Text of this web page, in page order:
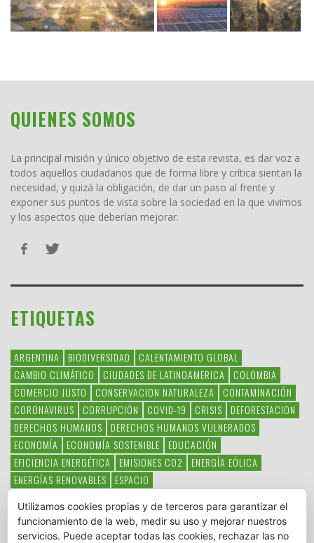
QUIENES SOMOS
La principal misión y único objetivo de esta revista, es dar voz a
todos aquellos ciudadanos que de forma libre y crítica sientan la
necesidad, y quizá la obligación, de dar un paso al frente y
exponer sus puntos de vista sobre la sociedad en la que vivimos
y los aspectos que deberían mejorar.
ETIQUETAS
ARGENTINA BIODIVERSIDAD
CALENTAMIENTO GLOBAL
CAMBIO CLIMÁTICO
CIUDADES DE LATINOAMERICA
COLOMBIA
COMERCIO JUSTO
CONSERVACION NATURALEZA
CONTAMINACIÓN
CORONAVIRUS
CORRUPCIÓN COVID-19 CRISIS
DEFORESTACION
DERECHOS HUMANOS
DERECHOS HUMANOS VULNERADOS
ECONOMÍA
ECONOMÍA SOSTENIBLE
EDUCACIÓN
EFICIENCIA ENERGÉTICA
EMISIONES CO2
ENERGÍA EÓLICA
ENERGÍAS RENOVABLES
ESPACIO
HAMBRE LATINOAMÉRICA MEDIO AMBIENTE
MÉXICO
OBJETIVOS DEL MILENIO
ONGS PAZ POBREZA POESÍA
POLITICA
Utilizamos cookies propias y de terceros para garantizar el
funcionamiento de la web, medir su uso y mejorar nuestros
servicios. Puede aceptar todas las cookies, rechazar las no